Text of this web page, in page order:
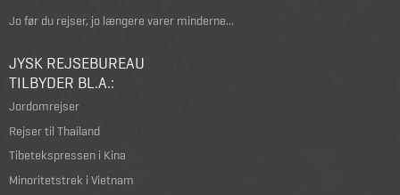
Jo før du rejser, jo længere varer minderne...
JYSK REJSEBUREAU
TILBYDER BL.A.:
Jordomrejser
Rejser til Thailand
Tibetekspressen i Kina
Minoritetstrek i Vietnam